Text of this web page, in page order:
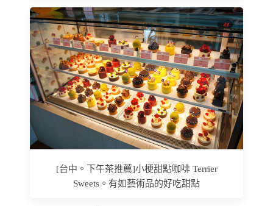
[台中。下午茶推薦]小梗甜點咖啡 Terrier
Sweets。有如藝術品的好吃甜點